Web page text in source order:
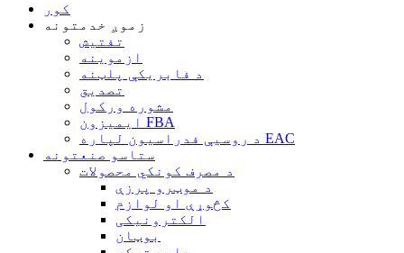
کور
زموږ خدمتونه
تفتیش
ازموینه
د فابریکې پلټنه
تصدیق
مشوره ورکول
ایمیزون FBA
د روسیې فدراسیون لپاره EAC
ستاسو صنعتونه
د مصرف کونکي محصولات
د موټرو پرزې
کڅوړې او لوازم
الکترونیکی
بوټان